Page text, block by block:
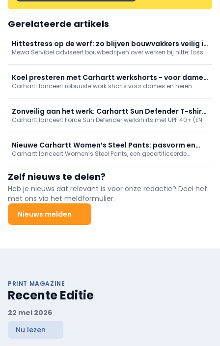
Gerelateerde artikels
Hittestress op de werf: zo blijven bouwvakkers veilig in
de zon
Mewa Servibel adviseert bouwbedrijven over werken bij hitte: losse,
veiligheidsschoenen. Helm en zonnecrème SPF 30–50 blijven
cruciaal. Mewa levert, onderhoudt en herstelt.
Koel presteren met Carhartt werkshorts - voor dames
en heren
Carhartt lanceert robuuste work shorts voor dames en heren:
slimme zakken, in modellen als Canvas, Ripstop Cargo en
Professional Series. Meer info: carhartt.com.
Zonveilig aan het werk: Carhartt Sun Defender T-shirt
met UPF 40+
Carhartt lanceert Force Sun Defender werkshirts met UPF 40+ (EN
sterke stiksels. Kleuren o.a. zwart/wit; adviesprijzen €39,99 en
€34,99.
Nieuwe Carhartt Women’s Steel Pants: pasvorm en
bescherming voor vrouwen
Carhartt lanceert Women’s Steel Pants, een gecertificeerde
met vakvrouwen voor comfort en veiligheid. Verkrijgbaar in bruin
en zwart, adviesprijs €119,99.
Zelf nieuws te delen?
Heb je nieuws dat relevant is voor onze redactie? Deel het
met ons via het meldformulier.
Nieuws melden
PRINT MAGAZINE
Recente Editie
22 mei 2026
Nu lezen